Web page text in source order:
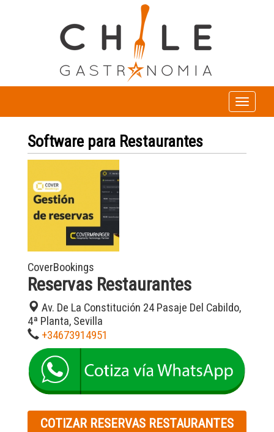
Toggle
navigation
Software para Restaurantes
CoverBookings
Reservas Restaurantes
Av. De La Constitución 24 Pasaje Del Cabildo,
4ª Planta, Sevilla
+34673914951
COTIZAR RESERVAS RESTAURANTES